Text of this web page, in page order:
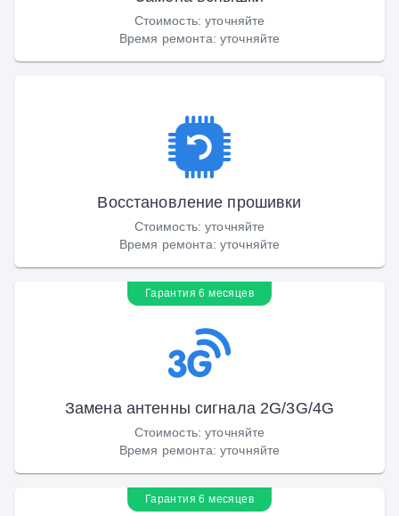
Стоимость:уточняйте
Время ремонта: уточняйте
Восстановление прошивки
Стоимость:уточняйте
Время ремонта: уточняйте
Гарантия 6 месяцев
Замена антенны сигнала 2G/3G/4G
Стоимость:уточняйте
Время ремонта: уточняйте
Гарантия 6 месяцев